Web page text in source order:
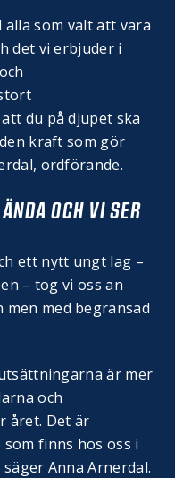
som valt att vara
det vi erbjuder i
du på djupet ska
kraft som gör
ordförande.
OCH VI SER
ett nytt ungt lag –
– tog vi oss an
med begränsad
är mer
och
året. Det är
finns hos oss i
Anna Arnerdal.